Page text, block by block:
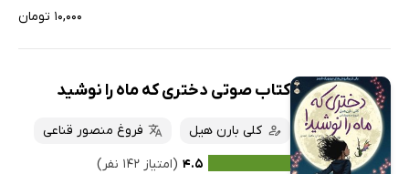
۱۰,۰۰۰ تومان
کتاب صوتی دختری که ماه را نوشید
کلی بارن هیل
فروغ منصور قناعی
۴.۵ (امتیاز ۱۴۲ نفر)